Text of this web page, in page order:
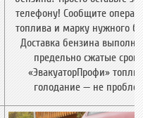
телефону! Сообщите
топлива и марку нужного
Доставка бензина
предельно сжатые
«ЭвакуаторПрофи»
голодание — не